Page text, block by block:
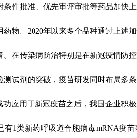
条件批准、优先审评审批等药品加快
物。 2020年以来多个品种通过上述
。在传染病防治特别是在新冠疫情防
测试剂的突破，疫苗研发同时布局多
功应用于新冠疫苗之后，我国企业积
有1 类新药呼吸道合胞病毒mRNA疫苗